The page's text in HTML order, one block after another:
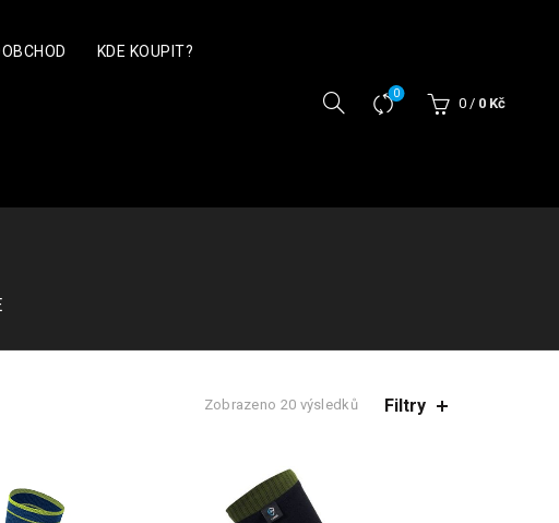
KDE KOUPIT?
0
0 / 0 Kč
Zobrazeno 20 výsledkůSeřazeno
Filtry